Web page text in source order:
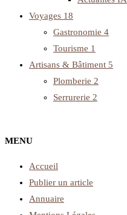
Voyages 18
Gastronomie 4
Tourisme 1
Artisans & Bâtiment 5
Plomberie 2
Serrurerie 2
MENU
Accueil
Publier un article
Annuaire